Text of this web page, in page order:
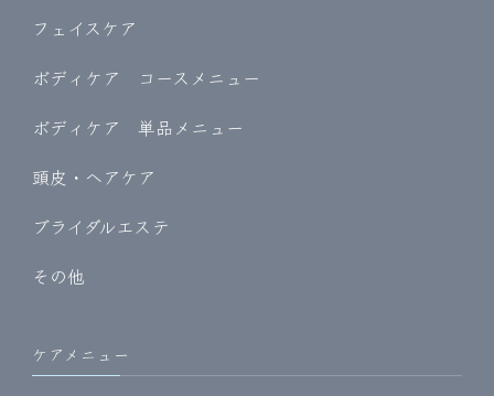
フェイスケア
ボディケア コースメニュー
ボディケア 単品メニュー
頭皮・ヘアケア
ブライダルエステ
その他
ケアメニュー